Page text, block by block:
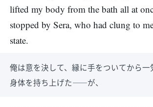
lifted my body from the bath all at
stopped by Sera, who had clung to
state.
俺は意を決して、縁に手をついてから一
身体を持ち上げた――が、